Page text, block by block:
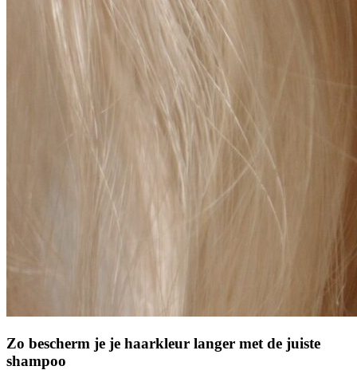
Zo bescherm je je haarkleur langer met de juiste
shampoo